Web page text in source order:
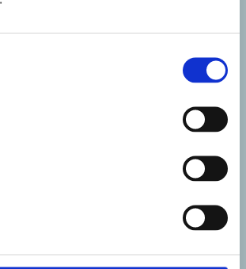
abitudini linguistiche,
e mentali solide,